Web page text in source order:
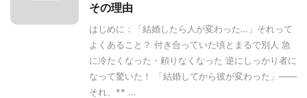
その理由
はじめに：「結婚したら人が変わった…」それって
よくあること？ 付き合っていた頃とまるで別人 急
に冷たくなった・頼りなくなった 逆にしっかり者に
なって驚いた！ 「結婚してから彼が変わった」――
それ、** ...